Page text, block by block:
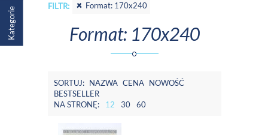
Kategorie FILTR: Format: 170x240
Format: 170x240
SORTUJ: NAZWA CENA NOWOŚĆ
BESTSELLER
NA STRONĘ:
12 30 60